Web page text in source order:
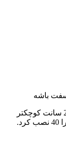
6- جهت کاهش هزینه عرض تسمه می تواند 1 یا 2 سانت کوچکتر